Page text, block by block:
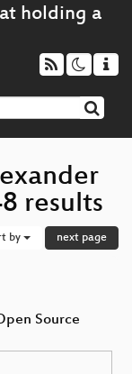
results
by next page
Source